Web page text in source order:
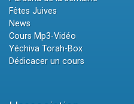
Fêtes Juives
News
Cours Mp3-Vidéo
Yéchiva Torah-Box
Dédicacer un cours